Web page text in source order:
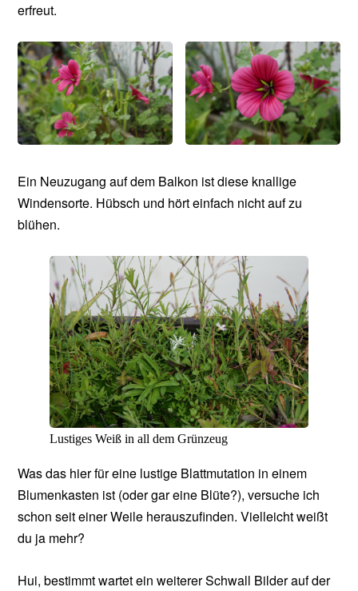
erfreut.
Ein Neuzugang auf dem Balkon ist diese knallige
Windensorte. Hübsch und hört einfach nicht auf zu
blühen.
Lustiges Weiß in all dem Grünzeug
Was das hier für eine lustige Blattmutation in einem
Blumenkasten ist (oder gar eine Blüte?), versuche ich
schon seit einer Weile herauszufinden. Vielleicht weißt
du ja mehr?
Hui, bestimmt wartet ein weiterer Schwall Bilder auf der